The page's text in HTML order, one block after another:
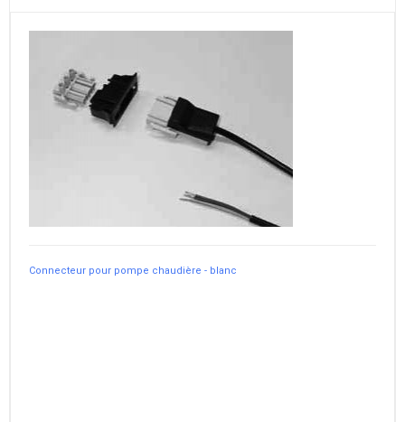
Connecteur pour pompe chaudière - blanc